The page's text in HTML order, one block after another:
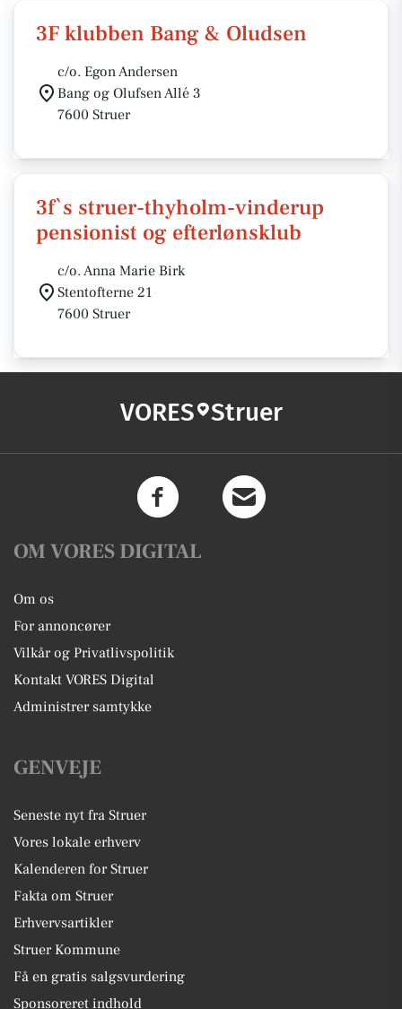
3F klubben Bang & Oludsen
c/o. Egon Andersen
Bang og Olufsen Allé 3
7600 Struer
3f`s struer-thyholm-vinderup
pensionist og efterlønsklub
c/o. Anna Marie Birk
Stentofterne 21
7600 Struer
VORES Struer
OM VORES DIGITAL
Om os
For annoncører
Vilkår og Privatlivspolitik
Kontakt VORES Digital
Administrer samtykke
GENVEJE
Seneste nyt fra Struer
Vores lokale erhverv
Kalenderen for Struer
Fakta om Struer
Erhvervsartikler
Struer Kommune
Få en gratis salgsvurdering
Sponsoreret indhold